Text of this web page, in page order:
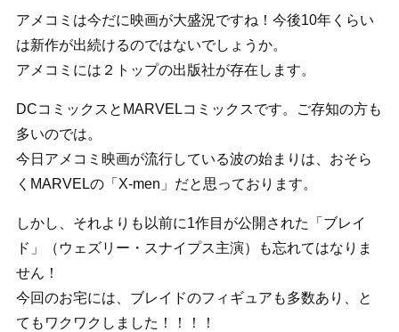
アメコミは今だに映画が大盛況ですね！今後10年くらい
は新作が出続けるのではないでしょうか。
アメコミには２トップの出版社が存在します。
DCコミックスとMARVELコミックスです。ご存知の方も
多いのでは。
今日アメコミ映画が流行している波の始まりは、おそら
くMARVELの「X-men」だと思っております。
しかし、それよりも以前に1作目が公開された「ブレイ
ド」（ウェズリー・スナイプス主演）も忘れてはなりま
せん！
今回のお宅には、ブレイドのフィギュアも多数あり、と
てもワクワクしました！！！！